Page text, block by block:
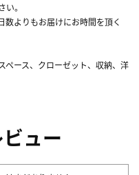
。
よりもお届けにお時間を頂く
ペース、クローゼット、収納、洋
ュー